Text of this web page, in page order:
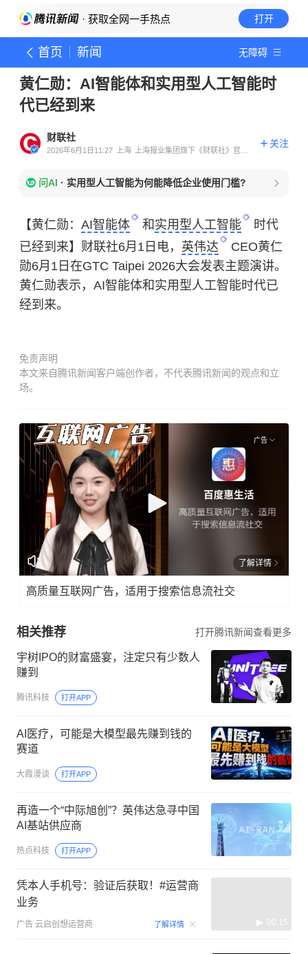
· 获取全网一手热点 打开
首页 新闻 无障碍
黄仁勋：AI智能体和实用型人工智能时
代已经到来
财联社
2026年6月1日11:27 上海
上海报业集团旗下《财联社》官方
关注
问AI · 实用型人工智能为何能降低企业使用门槛?
【黄仁勋： AI智能体 和 实用型人工智能
时代
已经到来】财联社6月1日电， 英伟达
CEO黄仁
勋6月1日在GTC Taipei 2026大会发表主题演讲。
黄仁勋表示，AI智能体和实用型人工智能时代已
经到来。
免责声明
本文来自腾讯新闻客户端创作者，不代表腾讯新闻的观点和立
场。
广告
了解详情
高质量互联网广告，适用于搜索信息流社交
相关推荐 打开腾讯新闻查看更多
宇树IPO的财富盛宴，注定只有少数人
赚到
腾讯科技 打开APP
AI医疗，可能是大模型最先赚到钱的
赛道
大霞漫谈 打开APP
再造一个“中际旭创”？英伟达急寻中国
AI基站供应商
热点科技 打开APP
凭本人手机号：验证后获取！#运营商
业务
广告 云启创想运营商 了解详情 00:15